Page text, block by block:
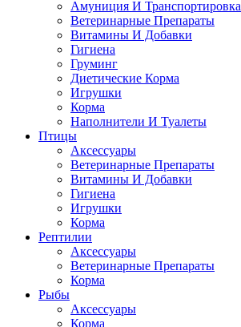
Амуниция И Транспортировка
Ветеринарные Препараты
Витамины И Добавки
Гигиена
Груминг
Диетические Корма
Игрушки
Корма
Наполнители И Туалеты
Птицы
Аксессуары
Ветеринарные Препараты
Витамины И Добавки
Гигиена
Игрушки
Корма
Рептилии
Аксессуары
Ветеринарные Препараты
Корма
Рыбы
Аксессуары
Корма